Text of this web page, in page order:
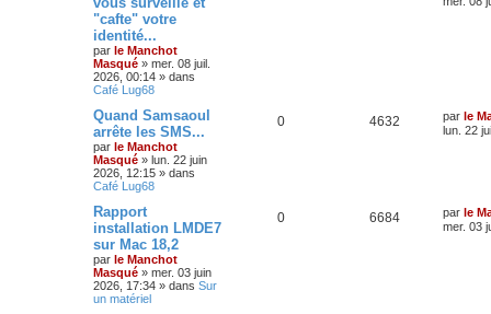
"cafte" votre
identité...
par le Manchot
Masqué » mer. 08 juil.
2026, 00:14 » dans
Café Lug68
Quand Samsaoul
arrête les SMS...
par le Manchot
Masqué » lun. 22 juin
2026, 12:15 » dans
Café Lug68
0 4632 par le
lun. 22
Rapport
installation LMDE7
sur Mac 18,2
par le Manchot
Masqué » mer. 03 juin
2026, 17:34 » dans Sur
un matériel
0 6684 par le
mer. 03